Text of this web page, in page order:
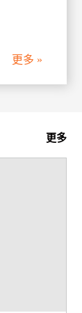
更多 »
更多